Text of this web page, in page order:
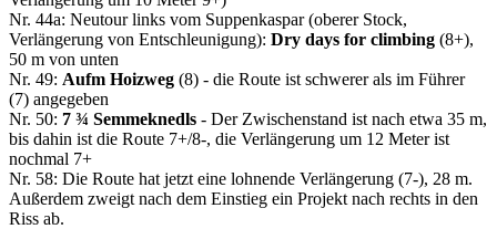
Nr. 44a: Neutour links vom Suppenkaspar (oberer Stock,
Verlängerung von Entschleunigung): Dry days for climbing (8+),
50 m von unten
Nr. 49: Aufm Hoizweg (8) - die Route ist schwerer als im Führer
(7) angegeben
Nr. 50: 7 ¾ Semmeknedls - Der Zwischenstand ist nach etwa 35 m,
bis dahin ist die Route 7+/8-, die Verlängerung um 12 Meter ist
nochmal 7+
Nr. 58: Die Route hat jetzt eine lohnende Verlängerung (7-), 28 m.
Außerdem zweigt nach dem Einstieg ein Projekt nach rechts in den
Riss ab.